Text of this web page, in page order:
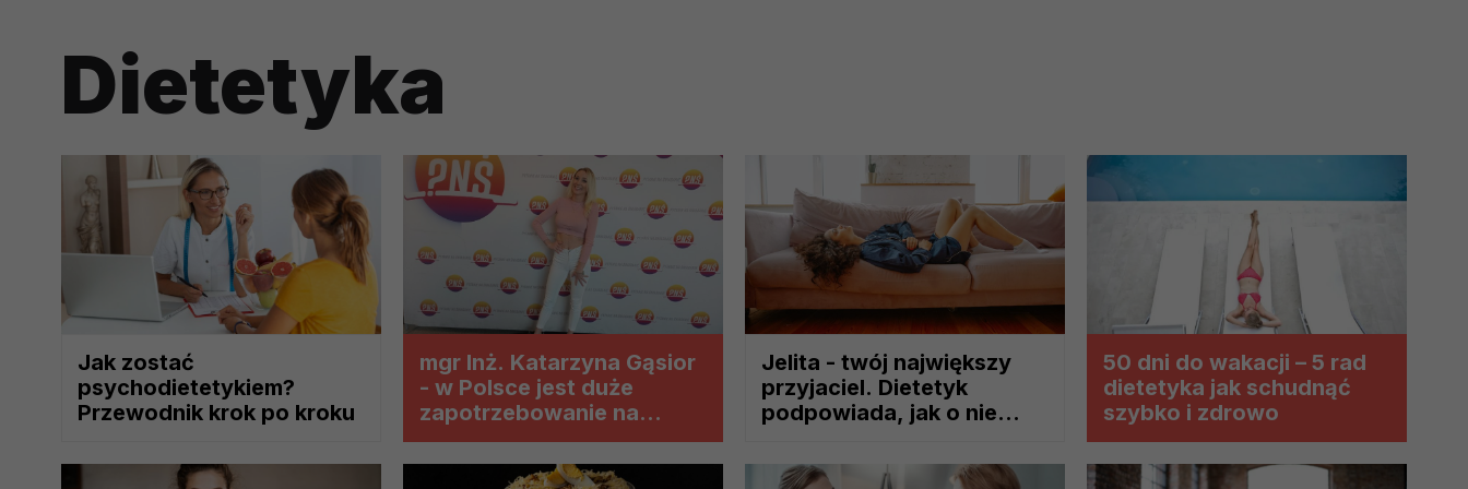
Dietetyka
Jak zostać
psychodietetykiem?
Przewodnik krok po kroku
mgr Inż. Katarzyna Gąsior
- w Polsce jest duże
zapotrzebowanie na
dietetyków klinicznych
Jelita - twój największy
przyjaciel. Dietetyk
podpowiada, jak o nie
50 dni do wakacji – 5 rad
dietetyka jak schudnąć
szybko i zdrowo
zgody.